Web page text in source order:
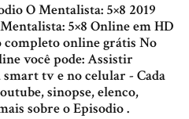
O Mentalista: 5×8 2019
5×8 Online em HD
completo online grátis No
você pode: Assistir
tv e no celular - Cada
sinopse, elenco,
sobre o Episodio .